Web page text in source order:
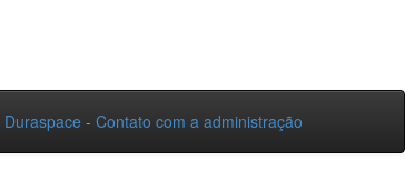
Duraspace - Contato com a administração